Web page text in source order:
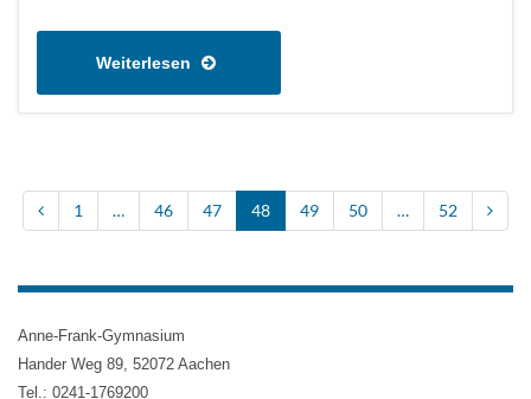
Weiterlesen
1 … 46 47 48 49 50 … 52
Anne-Frank-Gymnasium
Hander Weg 89, 52072 Aachen
Tel.: 0241-1769200